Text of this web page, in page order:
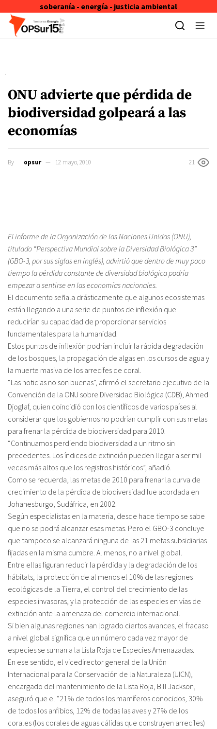
soberanía - energía - justicia ambiental
Skip to content
ONU advierte que pérdida de
biodiversidad golpeará a las
economías
By opsur 12 mayo, 2010 21
El informe de la Organización de las Naciones Unidas (ONU),
titulado “Perspectiva Mundial sobre la Diversidad Biológica 3”
(GBO-3, por sus siglas en inglés), advirtió que dentro de muy poco
tiempo la pérdida constante de diversidad biológica podría
empezar a sentirse en las economías nacionales.
El documento señala drásticamente que algunos ecosistemas
están llegando a una serie de puntos de inflexión que
reducirían su capacidad de proporcionar servicios
fundamentales para la humanidad.
Estos puntos de inflexión podrían incluir la rápida degradación
de los bosques, la propagación de algas en los cursos de agua y
la muerte masiva de los arrecifes de coral.
“Las noticias no son buenas”, afirmó el secretario ejecutivo de la
Convención de la ONU sobre Diversidad Biológica (CDB), Ahmed
Djoglaf, quien coincidió con los científicos de varios países al
considerar que los gobiernos no podrían cumplir con sus metas
para frenar la pérdida de biodiversidad para 2010.
“Continuamos perdiendo biodiversidad a un ritmo sin
precedentes. Los índices de extinción pueden llegar a ser mil
veces más altos que los registros históricos”, añadió.
Como se recuerda, las metas de 2010 para frenar la curva de
crecimiento de la pérdida de biodiversidad fue acordada en
Johanesburgo, Sudáfrica, en 2002.
Según especialistas en la materia, desde hace tiempo se sabe
que no se podrá alcanzar esas metas. Pero el GBO-3 concluye
que tampoco se alcanzará ninguna de las 21 metas subsidiarias
fijadas en la misma cumbre. Al menos, no a nivel global.
Entre ellas figuran reducir la pérdida y la degradación de los
hábitats, la protección de al menos el 10% de las regiones
ecológicas de la Tierra, el control del crecimiento de las
especies invasoras, y la protección de las especies en vías de
extinción ante la amenaza del comercio internacional.
Si bien algunas regiones han logrado ciertos avances, el fracaso
a nivel global significa que un número cada vez mayor de
especies se suman a la Lista Roja de Especies Amenazadas.
En ese sentido, el vicedirector general de la Unión
Internacional para la Conservación de la Naturaleza (UICN),
encargado del mantenimiento de la Lista Roja, Bill Jackson,
aseguró que el “21% de todos los mamíferos conocidos, 30%
de todos los anfibios, 12% de todas las aves y 27% de los
corales (los corales de aguas cálidas que construyen arrecifes)